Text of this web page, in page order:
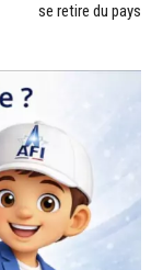
se retire du pays